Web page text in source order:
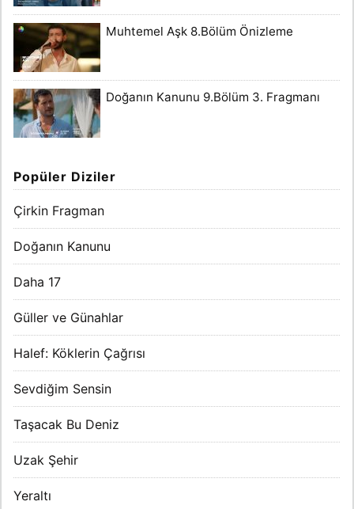
Muhtemel Aşk 8.Bölüm Önizleme
Doğanın Kanunu 9.Bölüm 3. Fragmanı
Popüler Diziler
Çirkin Fragman
Doğanın Kanunu
Daha 17
Güller ve Günahlar
Halef: Köklerin Çağrısı
Sevdiğim Sensin
Taşacak Bu Deniz
Uzak Şehir
Yeraltı